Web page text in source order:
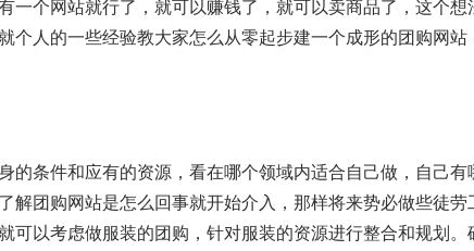
一个网站就行了，就可以赚钱了，就可以卖商品了，这个想
个人的一些经验教大家怎么从零起步建一个成形的团购网站
的条件和应有的资源，看在哪个领域内适合自己做，自己有
解团购网站是怎么回事就开始介入，那样将来势必做些徒劳
可以考虑做服装的团购，针对服装的资源进行整合和规划。